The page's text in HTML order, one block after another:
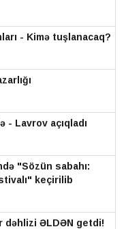
- Kimə tuşlanacaq?
- Lavrov açıqladı
"Sözün sabahı:
keçirilib
dəhlizi ƏLDƏN getdi!